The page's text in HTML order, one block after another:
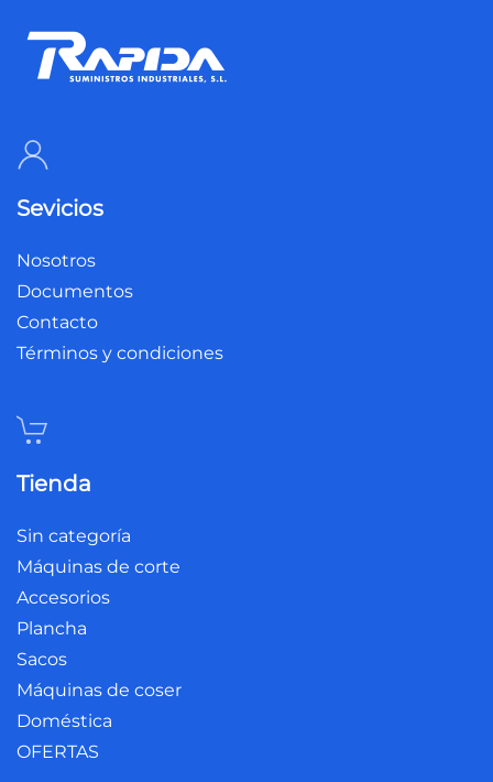
Sevicios
Nosotros
Documentos
Contacto
Términos y condiciones
Tienda
Sin categoría
Máquinas de corte
Accesorios
Plancha
Sacos
Máquinas de coser
Doméstica
OFERTAS